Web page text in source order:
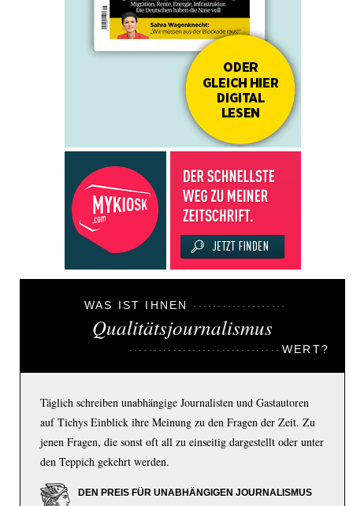
WAS IST IHNEN
Qualitätsjournalismus
WERT?
Täglich schreiben unabhängige Journalisten und Gastautoren
auf Tichys Einblick ihre Meinung zu den Fragen der Zeit. Zu
jenen Fragen, die sonst oft all zu einseitig dargestellt oder unter
den Teppich gekehrt werden.
DEN PREIS FÜR UNABHÄNGIGEN JOURNALISMUS